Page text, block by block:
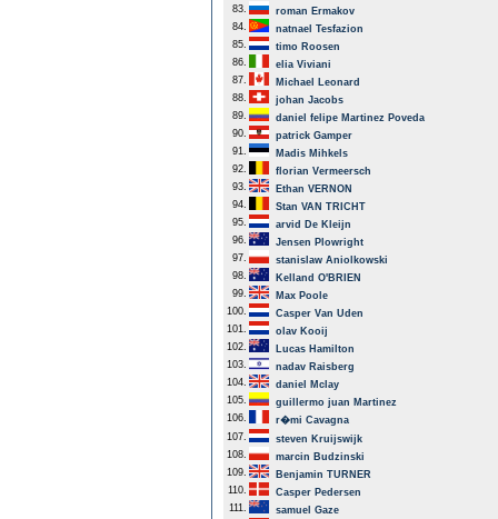
83.
roman Ermakov
84.
natnael Tesfazion
85.
timo Roosen
86.
elia Viviani
87.
Michael Leonard
88.
johan Jacobs
89.
daniel felipe Martinez Poveda
90.
patrick Gamper
91.
Madis Mihkels
92.
florian Vermeersch
93.
Ethan VERNON
94.
Stan VAN TRICHT
95.
arvid De Kleijn
96.
Jensen Plowright
97.
stanislaw Aniolkowski
98.
Kelland O'BRIEN
99.
Max Poole
100.
Casper Van Uden
101.
olav Kooij
102.
Lucas Hamilton
103.
nadav Raisberg
104.
daniel Mclay
105.
guillermo juan Martinez
106.
r�mi Cavagna
107.
steven Kruijswijk
108.
marcin Budzinski
109.
Benjamin TURNER
110.
Casper Pedersen
111.
samuel Gaze